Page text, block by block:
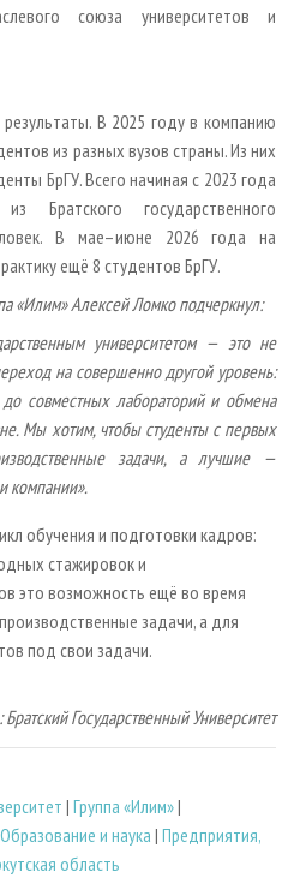
союза университетов и
В 2025 году в компанию
из разных вузов страны. Из них
БрГУ. Всего начиная с 2023 года
Братского государственного
В мае–июне 2026 года на
ещё 8 студентов БрГУ.
«Илим» Алексей Ломко подчеркнул:
университетом — это не
на совершенно другой уровень:
совместных лабораторий и обмена
Мы хотим, чтобы студенты с первых
задачи, а лучшие —
компании».
обучения и подготовки кадров:
стажировок и
это возможность ещё во время
задачи, а для
под свои задачи.
Государственный Университет
| Группа «Илим»|
Образование и наука | Предприятия,
область